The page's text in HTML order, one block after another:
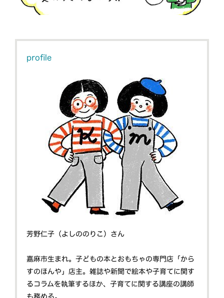
profile
芳野仁子（よしののりこ）さん
嘉麻市生まれ。子どもの本とおもちゃの専門店「から
すのほんや」店主。雑誌や新聞で絵本や子育てに関す
るコラムを執筆するほか、子育てに関する講座の講師
も務める。